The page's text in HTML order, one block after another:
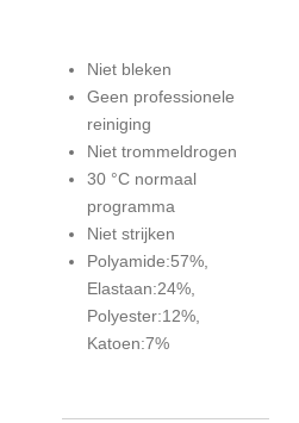
Niet bleken
Geen professionele
reiniging
Niet trommeldrogen
30 °C normaal
programma
Niet strijken
Polyamide:57%,
Elastaan:24%,
Polyester:12%,
Katoen:7%